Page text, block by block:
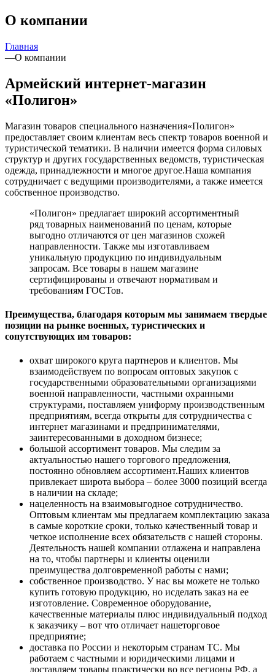
О компании
Главная
—О компании
Армейский интернет-магазин
«Полигон»
Магазин товаров специального назначения«Полигон»
предоставляет своим клиентам весь спектр товаров военной и
туристической тематики. В наличии имеется форма силовых
структур и других государственных ведомств, туристическая
одежда, принадлежности и многое другое.Наша компания
сотрудничает с ведущими производителями, а также имеется
собственное производство.
«Полигон» предлагает широкий ассортиментный
ряд товарных наименований по ценам, которые
выгодно отличаются от цен магазинов схожей
направленности. Также мы изготавливаем
уникальную продукцию по индивидуальным
запросам. Все товары в нашем магазине
сертифицированы и отвечают нормативам и
требованиям ГОСТов.
Преимущества, благодаря которым мы занимаем твердые
позиции на рынке военных, туристических и
сопутствующих им товаров:
охват широкого круга партнеров и клиентов. Мы
взаимодействуем по вопросам оптовых закупок с
государственными образовательными организациями
военной направленности, частными охранными
структурами, поставляем униформу производственным
предприятиям, всегда открыты для сотрудничества с
интернет магазинами и предпринимателями,
заинтересованными в доходном бизнесе;
большой ассортимент товаров. Мы следим за
актуальностью нашего торгового предложения,
постоянно обновляем ассортимент.Наших клиентов
привлекает широта выбора – более 3000 позиций всегда
в наличии на складе;
нацеленность на взаимовыгодное сотрудничество.
Оптовым клиентам мы предлагаем комплектацию заказа
в самые короткие сроки, только качественный товар и
четкое исполнение всех обязательств с нашей стороны.
Деятельность нашей компании отлажена и направлена
на то, чтобы партнеры и клиенты оценили
преимущества долговременной работы с нами;
собственное производство. У нас вы можете не только
купить готовую продукцию, но исделать заказ на ее
изготовление. Современное оборудование,
качественные материалы плюс индивидуальный подход
к заказчику – вот что отличает нашеторговое
предприятие;
доставка по России и некоторым странам ТС. Мы
работаем с частными и юридическими лицами и
доставляем товары практически во все регионы РФ, а